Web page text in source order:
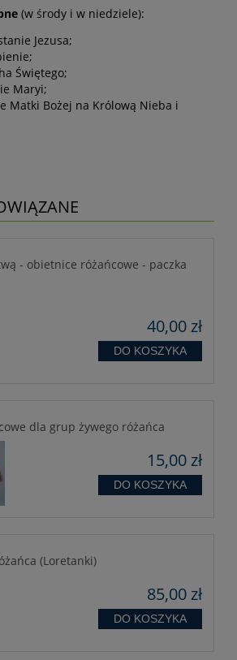
(w środy i w niedziele):
Jezusa;
Świętego;
Maryi;
Matki Bożej na Królową Nieba i
- obietnice różańcowe - paczka
40,00 zł
DO KOSZYKA
dla grup żywego różańca
15,00 zł
DO KOSZYKA
(Loretanki)
85,00 zł
DO KOSZYKA